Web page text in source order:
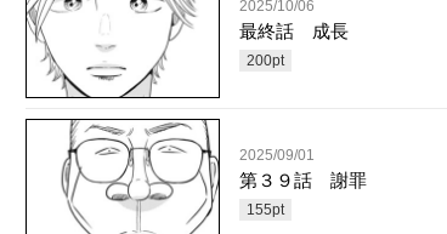
2025/10/06
最終話 成長
200pt
2025/09/01
第３９話 謝罪
155pt